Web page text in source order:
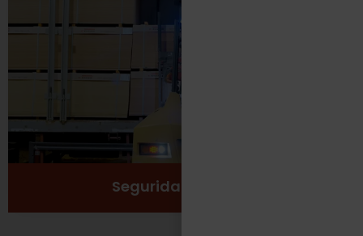
Seguridad Laboral
Ver más